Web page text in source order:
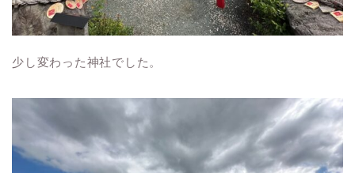
少し変わった神社でした。